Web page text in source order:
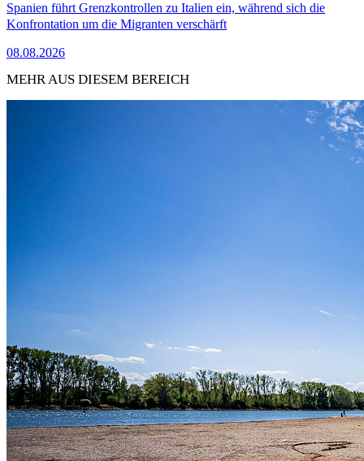
Spanien führt Grenzkontrollen zu Italien ein, während sich die
Konfrontation um die Migranten verschärft
08.08.2026
MEHR AUS DIESEM BEREICH